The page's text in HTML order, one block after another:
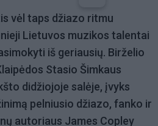
vėl taps džiazo ritmu
Lietuvos muzikos talentai
iš geriausių. Birželio
Stasio Šimkaus
didžiojoje salėje, įvyks
pelniusio džiazo, fanko ir
autoriaus James Copley